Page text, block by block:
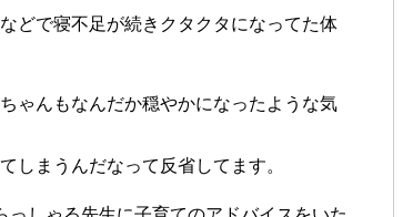
どで寝不足が続きクタクタになってた体
ゃんもなんだか穏やかになったような気
しまうんだなって反省してます。